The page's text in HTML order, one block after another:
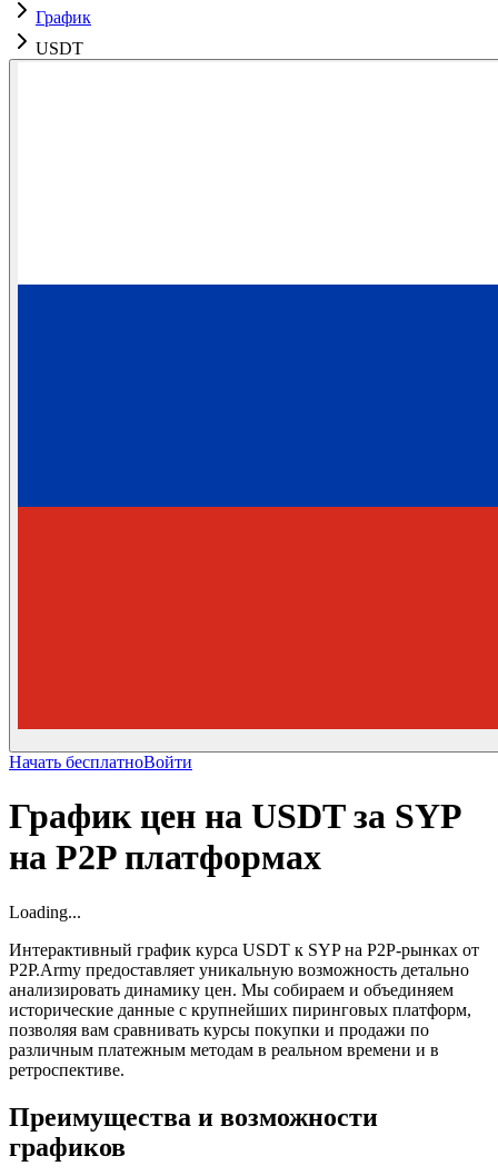
График
USDT
Начать бесплатноВойти
График цен на USDT за SYP
на P2P платформах
Loading...
Интерактивный график курса USDT к SYP на P2P-рынках от
P2P.Army предоставляет уникальную возможность детально
анализировать динамику цен. Мы собираем и объединяем
исторические данные с крупнейших пиринговых платформ,
позволяя вам сравнивать курсы покупки и продажи по
различным платежным методам в реальном времени и в
ретроспективе.
Преимущества и возможности
графиков